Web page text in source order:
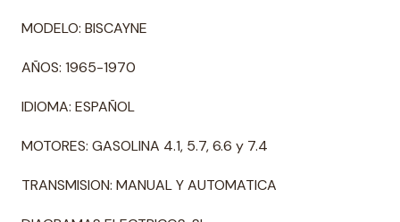
MODELO: BISCAYNE
AÑOS: 1965-1970
IDIOMA: ESPAÑOL
MOTORES: GASOLINA 4.1, 5.7, 6.6 y 7.4
TRANSMISION: MANUAL Y AUTOMATICA